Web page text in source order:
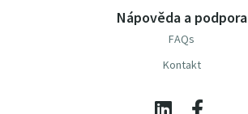
Nápověda a podpora
FAQs
Kontakt